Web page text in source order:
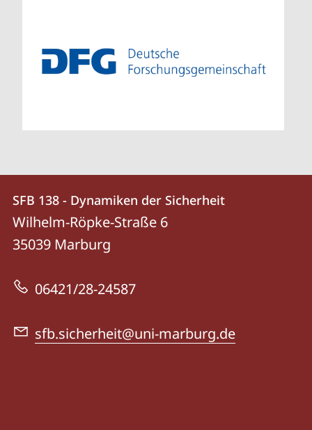
Kontakt
und
Informationen
zur
Website
Kontaktinformationen
SFB
138
Dynamiken
Sicherheit
SFB 138 - Dynamiken der Sicherheit
Wilhelm-Röpke-Straße 6
35039 Marburg
06421/28-24587
sfb.sicherheit@uni-marburg.de